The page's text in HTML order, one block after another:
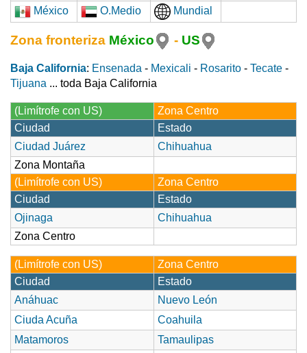
México
O.Medio Mundial
Zona fronteriza México - US
Baja California: Ensenada - Mexicali - Rosarito - Tecate -
Tijuana ... toda Baja California
(Limítrofe con US)
Zona Centro
Ciudad
Estado
Ciudad Juárez
Chihuahua
Zona Montaña
(Limítrofe con US)
Zona Centro
Ciudad
Estado
Ojinaga
Chihuahua
Zona Centro
(Limítrofe con US)
Zona Centro
Ciudad
Estado
Anáhuac
Nuevo León
Ciuda Acuña
Coahuila
Matamoros
Tamaulipas